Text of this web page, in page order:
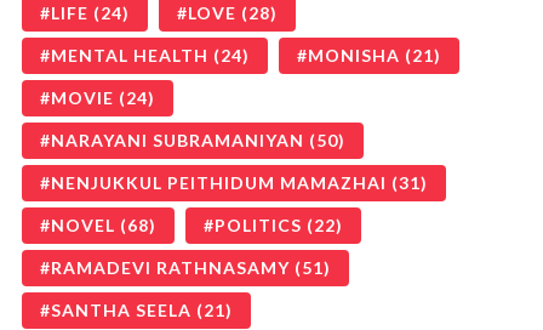
LIFE (24) LOVE (28)
MENTAL HEALTH (24) MONISHA (21)
MOVIE (24)
NARAYANI SUBRAMANIYAN (50)
NENJUKKUL PEITHIDUM MAMAZHAI (31)
NOVEL (68) POLITICS (22)
RAMADEVI RATHNASAMY (51)
SANTHA SEELA (21)